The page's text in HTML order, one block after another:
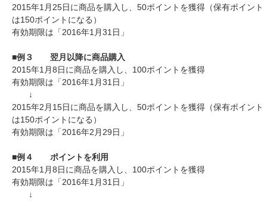
2015年1月25日に商品を購入し、50ポイントを獲得（保有ポイント
は150ポイントになる）
有効期限は「2016年1月31日」
■例３ 翌月以降に商品購入
2015年1月8日に商品を購入し、100ポイントを獲得
有効期限は「2016年1月31日」
↓
2015年2月15日に商品を購入し、50ポイントを獲得（保有ポイント
は150ポイントになる）
有効期限は「2016年2月29日」
■例４ ポイントを利用
2015年1月8日に商品を購入し、100ポイントを獲得
有効期限は「2016年1月31日」
↓